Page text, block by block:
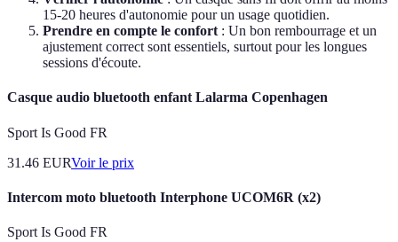
15-20 heures d'autonomie pour un usage quotidien.
Prendre en compte le confort : Un bon rembourrage et un
ajustement correct sont essentiels, surtout pour les longues
sessions d'écoute.
Casque audio bluetooth enfant Lalarma Copenhagen
Sport Is Good FR
31.46 EURVoir le prix
Intercom moto bluetooth Interphone UCOM6R (x2)
Sport Is Good FR